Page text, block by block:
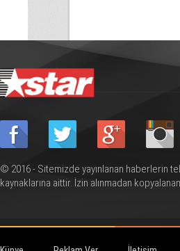
© 2016 - Sitemizde yayınlanan haberlerin
kaynaklarına aittir. İzin alınmadan